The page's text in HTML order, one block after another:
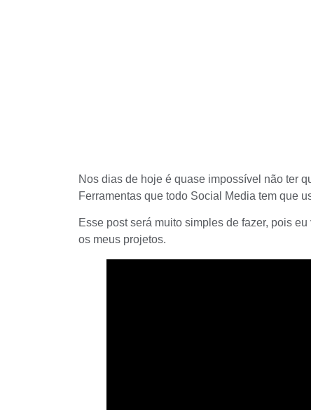
Nos dias de hoje é quase impossível não ter
Ferramentas que todo Social Media tem que
Esse post será muito simples de fazer, pois
os meus projetos.